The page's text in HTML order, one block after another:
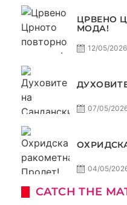
ЦРВЕНО
МОДА!
12/05/2026
07/05/
04/05/
CATCH THE